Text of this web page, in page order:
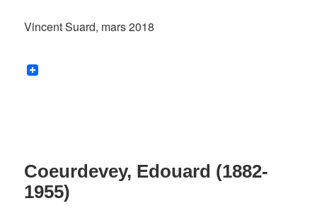
Vincent Suard, mars 2018
Coeurdevey, Edouard (1882-
1955)